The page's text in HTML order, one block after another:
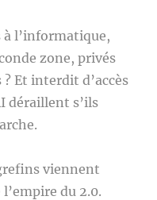
à l’informatique,
zone, privés
? Et interdit d’accès
déraillent s’ils
viennent
du 2.0.